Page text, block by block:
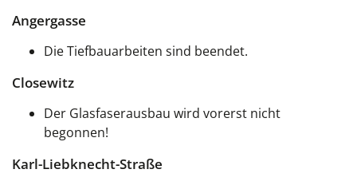
Angergasse
Die Tiefbauarbeiten sind beendet.
Closewitz
Der Glasfaserausbau wird vorerst nicht
begonnen!
Karl-Liebknecht-Straße